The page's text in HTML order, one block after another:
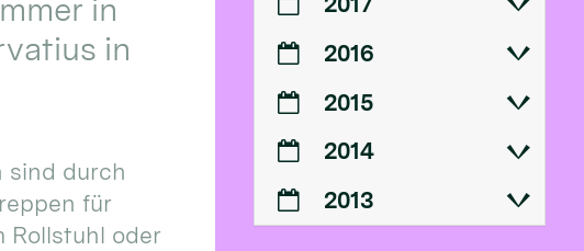
in
in
sind durch
für
Rollstuhl oder
2016
2015
2014
2013